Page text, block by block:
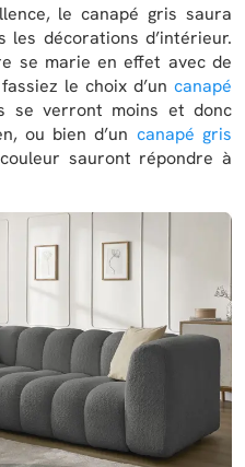
le canapé gris saura
décorations d’intérieur.
se marie en effet avec de
le choix d’un canapé
se verront moins et donc
ou bien d’un canapé gris
sauront répondre à